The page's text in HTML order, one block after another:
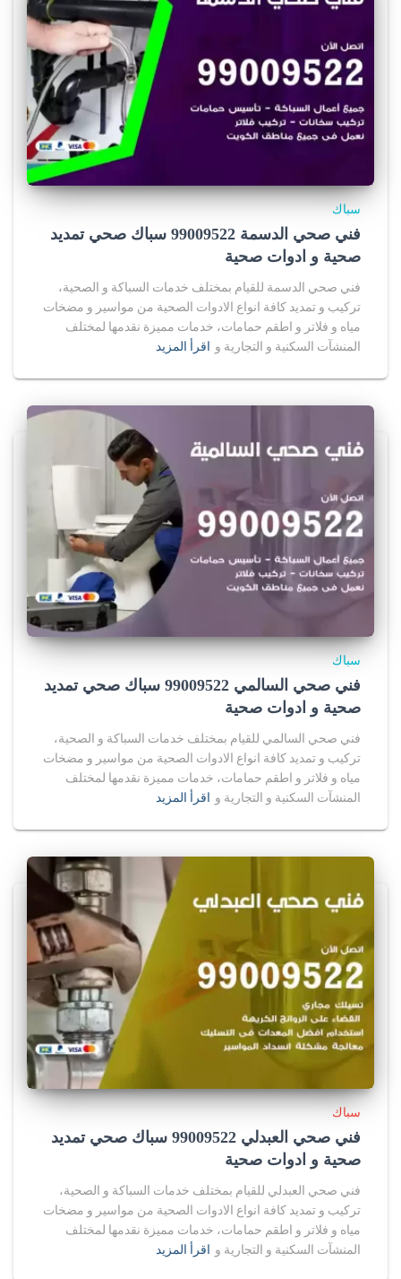
سباك
فني صحي الدسمة 99009522 سباك صحي تمديد
صحية و ادوات صحية
فني صحي الدسمة للقيام بمختلف خدمات السباكة و الصحية،
تركيب و تمديد كافة انواع الادوات الصحية من مواسير و مضخات
مياه و فلاتر و اطقم حمامات، خدمات مميزة نقدمها لمختلف
المنشآت السكنية و التجارية و اقرأ المزيد
سباك
فني صحي السالمي 99009522 سباك صحي تمديد
صحية و ادوات صحية
فني صحي السالمي للقيام بمختلف خدمات السباكة و الصحية،
تركيب و تمديد كافة انواع الادوات الصحية من مواسير و مضخات
مياه و فلاتر و اطقم حمامات، خدمات مميزة نقدمها لمختلف
المنشآت السكنية و التجارية و اقرأ المزيد
سباك
فني صحي العبدلي 99009522 سباك صحي تمديد
صحية و ادوات صحية
فني صحي العبدلي للقيام بمختلف خدمات السباكة و الصحية،
تركيب و تمديد كافة انواع الادوات الصحية من مواسير و مضخات
مياه و فلاتر و اطقم حمامات، خدمات مميزة نقدمها لمختلف
المنشآت السكنية و التجارية و اقرأ المزيد